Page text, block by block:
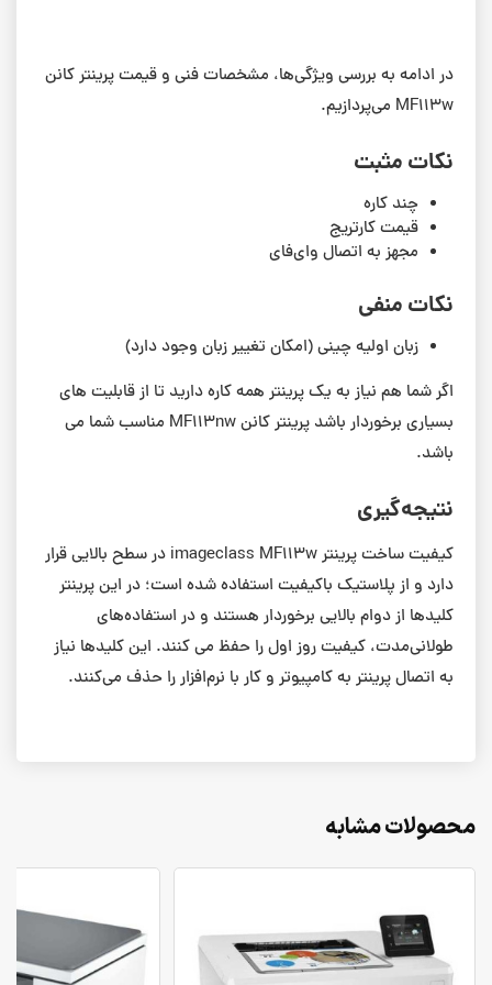
در ادامه به بررسی ویژگی‌ها، مشخصات فنی و قیمت پرینتر کانن
MF113w می‌پردازیم.
نکات مثبت
چند کاره
قیمت کارتریج
مجهز به اتصال وای‌فای
نکات منفی
زبان اولیه چینی (امکان تغییر زبان وجود دارد)
اگر شما هم نیاز به یک پرینتر همه کاره دارید تا از قابلیت های
بسیاری برخوردار باشد پرینتر کانن MF113nw مناسب شما می
باشد.
نتیجه‌گیری
کیفیت ساخت پرینتر imageclass MF113w در سطح بالایی قرار
دارد و از پلاستیک باکیفیت استفاده شده است؛ در این پرینتر
کلیدها از دوام بالایی برخوردار هستند و در استفاده‌های
طولانی‌مدت، کیفیت روز اول را حفظ می کنند. این کلیدها نیاز
به اتصال پرینتر به کامپیوتر و کار با نرم‌افزار را حذف می‌کنند.
محصولات مشابه